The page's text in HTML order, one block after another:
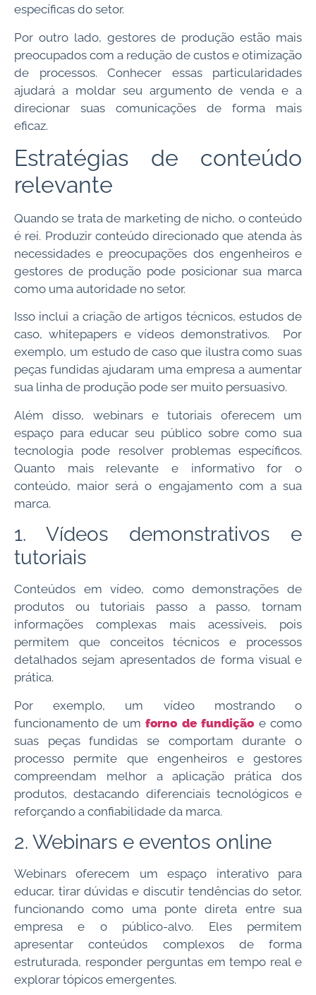
específicas do setor.
Por outro lado, gestores de produção estão mais
preocupados com a redução de custos e otimização
de processos. Conhecer essas particularidades
ajudará a moldar seu argumento de venda e a
direcionar suas comunicações de forma mais
eficaz.
Estratégias de conteúdo
relevante
Quando se trata de marketing de nicho, o conteúdo
é rei. Produzir conteúdo direcionado que atenda às
necessidades e preocupações dos engenheiros e
gestores de produção pode posicionar sua marca
como uma autoridade no setor.
Isso inclui a criação de artigos técnicos, estudos de
caso, whitepapers e vídeos demonstrativos. Por
exemplo, um estudo de caso que ilustra como suas
peças fundidas ajudaram uma empresa a aumentar
sua linha de produção pode ser muito persuasivo.
Além disso, webinars e tutoriais oferecem um
espaço para educar seu público sobre como sua
tecnologia pode resolver problemas específicos.
Quanto mais relevante e informativo for o
conteúdo, maior será o engajamento com a sua
marca.
1. Vídeos demonstrativos e
tutoriais
Conteúdos em vídeo, como demonstrações de
produtos ou tutoriais passo a passo, tornam
informações complexas mais acessíveis, pois
permitem que conceitos técnicos e processos
detalhados sejam apresentados de forma visual e
prática.
Por exemplo, um vídeo mostrando o
funcionamento de umforno de fundição e como
suas peças fundidas se comportam durante o
processo permite que engenheiros e gestores
compreendam melhor a aplicação prática dos
produtos, destacando diferenciais tecnológicos e
reforçando a confiabilidade da marca.
2. Webinars e eventos online
Webinars oferecem um espaço interativo para
educar, tirar dúvidas e discutir tendências do setor,
funcionando como uma ponte direta entre sua
empresa e o público-alvo. Eles permitem
apresentar conteúdos complexos de forma
estruturada, responder perguntas em tempo real e
explorar tópicos emergentes.